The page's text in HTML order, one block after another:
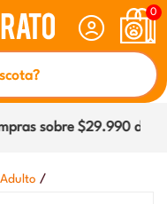
0
sobre $29.990 dentro
Adulto /